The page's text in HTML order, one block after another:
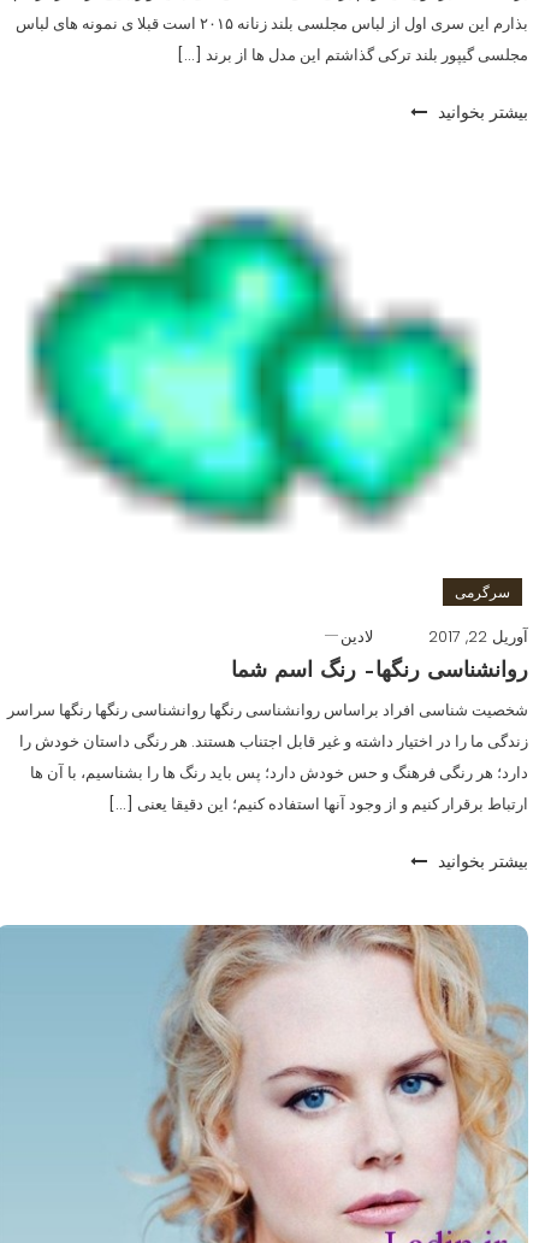
بذارم این سری اول از لباس مجلسی بلند زنانه ۲۰۱۵ است قبلا ی نمونه های لباس
مجلسی گیپور بلند ترکی گذاشتم این مدل ها از برند […]
بیشتر بخوانید
سرگرمی
آوریل 22, 2017
لادین
روانشناسی رنگها– رنگ اسم شما
شخصیت شناسی افراد براساس روانشناسی رنگها روانشناسی رنگها رنگها سراسر
زندگی ما را در اختیار داشته و غیر قابل اجتناب هستند. هر رنگی داستان خودش را
دارد؛ هر رنگی فرهنگ و حس خودش دارد؛ پس باید رنگ ها را بشناسیم، با آن ها
ارتباط برقرار کنیم و از وجود آنها استفاده کنیم؛ این دقیقا یعنی […]
بیشتر بخوانید